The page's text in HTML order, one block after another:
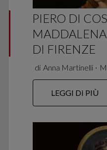
PIERO DI
DI FIRENZE
di Anna Martinelli ∙
LEGGI DI PIÙ